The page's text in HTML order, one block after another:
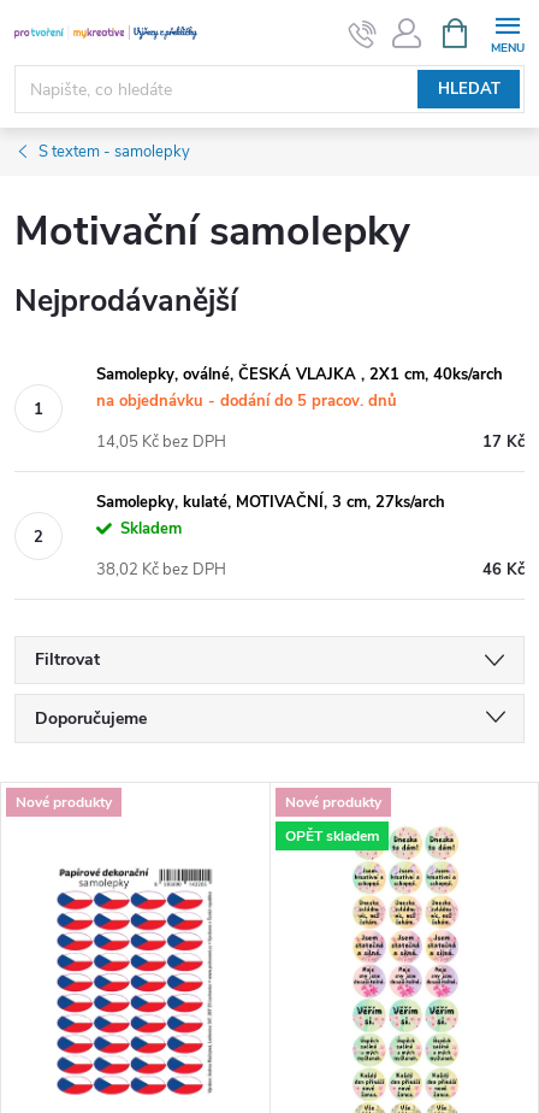
na
obsah
HLEDAT
NÁKUPNÍ
KOŠÍK
S textem - samolepky
Motivační samolepky
Nejprodávanější
Samolepky, oválné, ČESKÁ VLAJKA , 2X1 cm, 40ks/arch
na objednávku - dodání do 5 pracov. dnů
17 Kč
14,05 Kč bez DPH
Samolepky, kulaté, MOTIVAČNÍ, 3 cm, 27ks/arch
Skladem
46 Kč
38,02 Kč bez DPH
Filtrovat
Ř
a
Doporučujeme
Nejdražší
Nejprodávanější
Abecedně
V
Nové produkty
Nové produkty
OPĚT skladem